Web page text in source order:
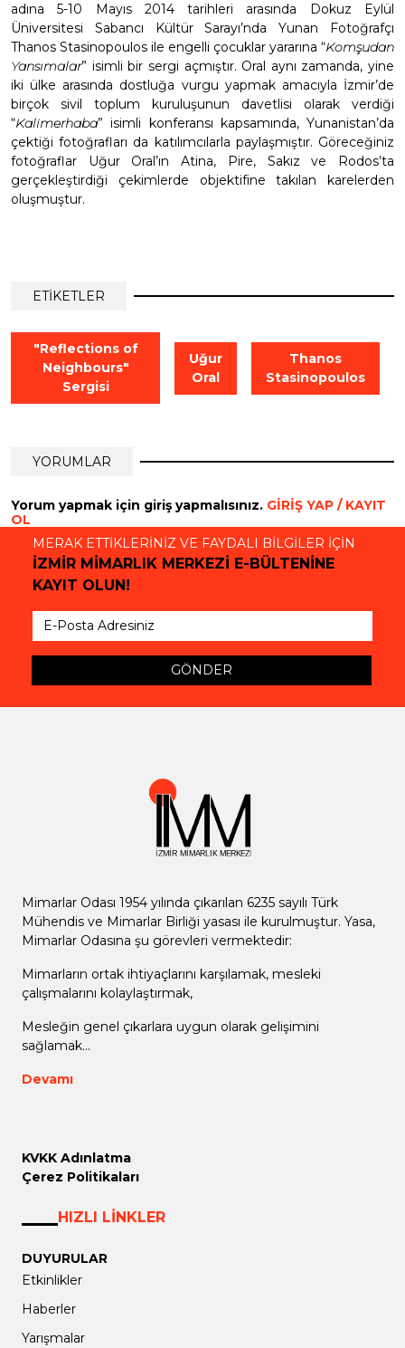
adına 5-10 Mayıs 2014 tarihleri arasında Dokuz Eylül
Üniversitesi Sabancı Kültür Sarayı’nda Yunan Fotoğrafçı
Thanos Stasinopoulos ile engelli çocuklar yararına “Komşudan
Yansımalar” isimli bir sergi açmıştır. Oral aynı zamanda, yine
iki ülke arasında dostluğa vurgu yapmak amacıyla İzmir’de
birçok sivil toplum kuruluşunun davetlisi olarak verdiği
“Kalimerhaba” isimli konferansı kapsamında, Yunanistan’da
çektiği fotoğrafları da katılımcılarla paylaşmıştır. Göreceğiniz
fotoğraflar Uğur Oral’ın Atina, Pire, Sakız ve Rodos’ta
gerçekleştirdiği çekimlerde objektifine takılan karelerden
oluşmuştur.
ETİKETLER
"Reflections of
Neighbours"
Sergisi
Uğur
Oral
Thanos
Stasinopoulos
YORUMLAR
Yorum yapmak için giriş yapmalısınız. GİRİŞ YAP / KAYIT
OL
MERAK ETTİKLERİNİZ VE FAYDALI BİLGİLER İÇİN
İZMİR MİMARLIK MERKEZİ E-BÜLTENİNE
KAYIT OLUN!
GÖNDER
Mimarlar Odası 1954 yılında çıkarılan 6235 sayılı Türk
Mühendis ve Mimarlar Birliği yasası ile kurulmuştur. Yasa,
Mimarlar Odasına şu görevleri vermektedir:
Mimarların ortak ihtiyaçlarını karşılamak, mesleki
çalışmalarını kolaylaştırmak,
Mesleğin genel çıkarlara uygun olarak gelişimini
sağlamak...
Devamı
KVKK Adınlatma
Çerez Politikaları
HIZLI LİNKLER
DUYURULAR
Etkinlikler
Haberler
Yarışmalar